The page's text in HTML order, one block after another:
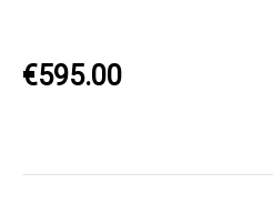
€595.00